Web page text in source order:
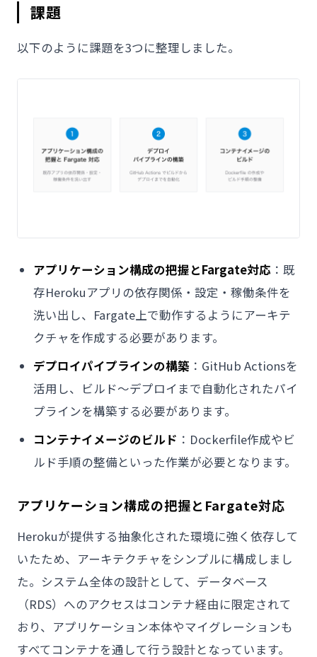
課題
以下のように課題を3つに整理しました。
アプリケーション構成の把握とFargate対応 ：既
存Herokuアプリの依存関係・設定・稼働条件を
洗い出し、Fargate上で動作するようにアーキテ
クチャを作成する必要があります。
デプロイパイプラインの構築 ：GitHub Actionsを
活用し、ビルド～デプロイまで自動化されたパイ
プラインを構築する必要があります。
コンテナイメージのビルド ：Dockerfile作成やビ
ルド手順の整備といった作業が必要となります。
アプリケーション構成の把握とFargate対応
Herokuが提供する抽象化された環境に強く依存して
いたため、アーキテクチャをシンプルに構成しまし
た。システム全体の設計として、データベース
（RDS）へのアクセスはコンテナ経由に限定されて
おり、アプリケーション本体やマイグレーションも
すべてコンテナを通して行う設計となっています。